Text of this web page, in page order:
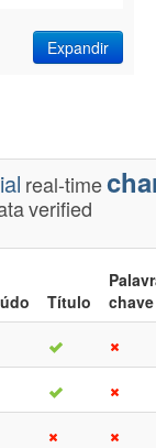
Expandir
real-time
verified
Título
chave